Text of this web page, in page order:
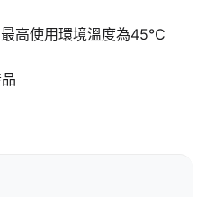
高使用環境溫度為45°C